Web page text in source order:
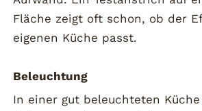
Fläche zeigt oft schon, ob der
eigenen Küche passt.
Beleuchtung
In einer gut beleuchteten